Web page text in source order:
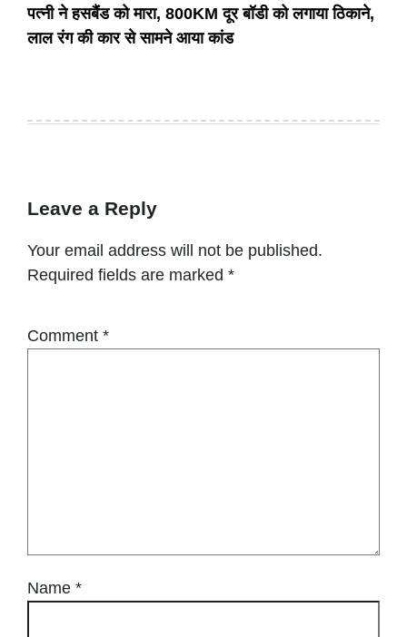
पत्नी ने हसबैंड को मारा, 800KM दूर बॉडी को लगाया ठिकाने,
लाल रंग की कार से सामने आया कांड
Leave a Reply
Your email address will not be published.
Required fields are marked *
Comment *
Name *